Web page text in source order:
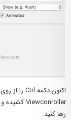
رها کنید.